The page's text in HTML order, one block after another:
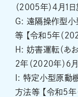
（2005年）4月1日
G: 遠隔操作型小
等 【令和5年（
H: 妨害運転（あ
2年（2020年）6
I: 特定小型原動
方法等 【令和5年